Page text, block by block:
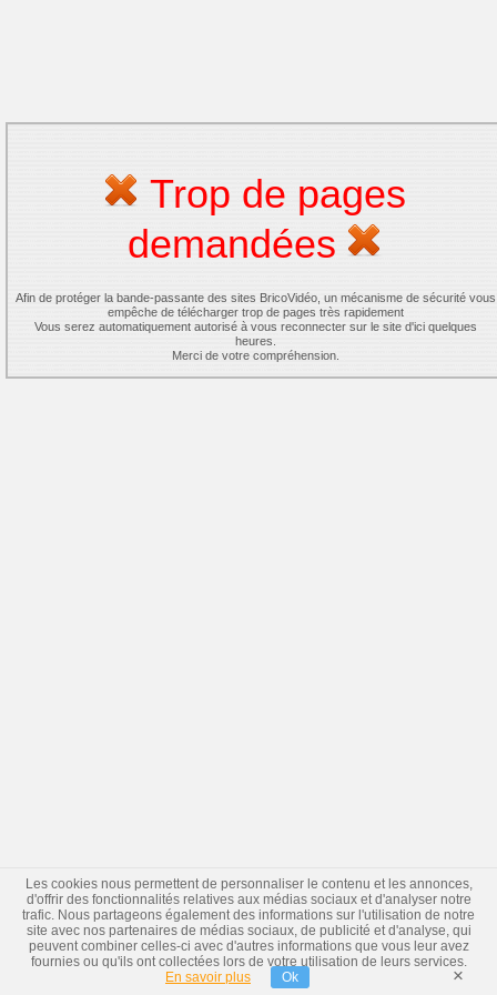
Trop de pages
demandées
Afin de protéger la bande-passante des sites BricoVidéo, un mécanisme de sécurité vous
empêche de télécharger trop de pages très rapidement
Vous serez automatiquement autorisé à vous reconnecter sur le site d'ici quelques
heures.
Merci de votre compréhension.
Les cookies nous permettent de personnaliser le contenu et les annonces,
d'offrir des fonctionnalités relatives aux médias sociaux et d'analyser notre
trafic. Nous partageons également des informations sur l'utilisation de notre
site avec nos partenaires de médias sociaux, de publicité et d'analyse, qui
peuvent combiner celles-ci avec d'autres informations que vous leur avez
fournies ou qu'ils ont collectées lors de votre utilisation de leurs services.
En savoir plus
Ok ×